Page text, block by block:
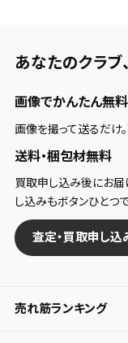
あなたのクラブ、
画像でかんたん無
画像を撮って送るだけ
送料・梱包材無料
買取申し込み後にお届
し込みもボタンひとつで
査定・買取申し込
売れ筋ランキング